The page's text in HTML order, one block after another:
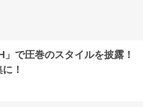
で圧巻のスタイルを披露！
！